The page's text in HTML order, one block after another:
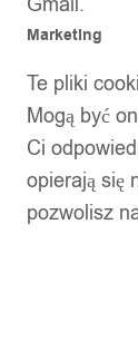
Marketing
Te pliki
Mogą być
Ci
opierają się
pozwolisz